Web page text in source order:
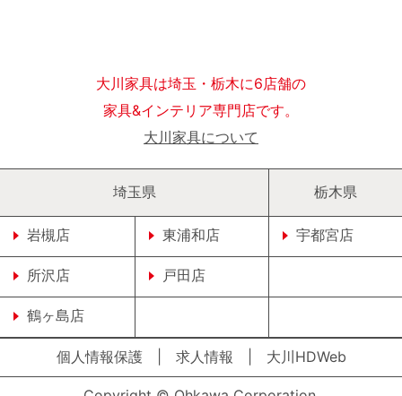
大川家具は埼玉・栃木に6店舗の
家具&インテリア専門店です。
大川家具について
埼玉県
岩槻店 東浦和店
所沢店 戸田店
鶴ヶ島店
栃木県
宇都宮店
個人情報保護| 求人情報 大川HDWeb